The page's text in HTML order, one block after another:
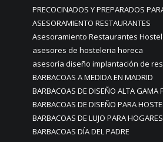
PRECOCINADOS Y PREPARADOS
ASESORAMIENTO RESTAURANTES
Asesoramiento Restaurantes
asesores de hosteleria horeca
asesoría diseño implantación de
BARBACOAS A MEDIDA EN MADRID
BARBACOAS DE DISEÑO ALTA GAMA
BARBACOAS DE DISEÑO PARA
BARBACOAS DE LUJO PARA HOGARES
BARBACOAS DÍA DEL PADRE